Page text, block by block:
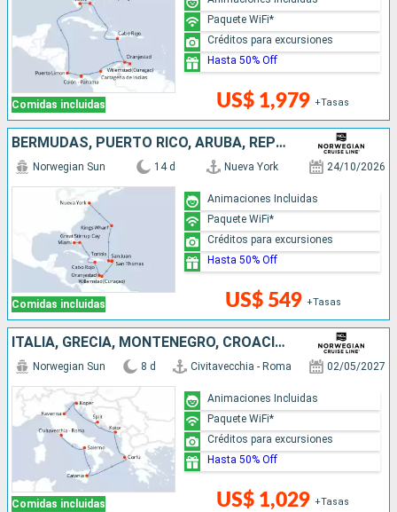
Comidas incluidas US$ 1,979 +Tasas
Paquete WiFi*
Créditos para excursiones
Hasta 50% Off
BERMUDAS, PUERTO RICO, ARUBA, REPÚBLICA DOMINICANA, BAHAMAS, ESTADOS UNIDOS
Comidas incluidas
Norwegian Sun 14 d Nueva York 24/10/2026
US$ 549 +Tasas
Animaciones Incluidas
Paquete WiFi*
Créditos para excursiones
Hasta 50% Off
ITALIA, GRECIA, MONTENEGRO, CROACIA, ESLOVENIA
Comidas incluidas
Norwegian Sun 8 d Civitavecchia - Roma 02/05/2027
US$ 1,029 +Tasas
Animaciones Incluidas
Paquete WiFi*
Créditos para excursiones
Hasta 50% Off